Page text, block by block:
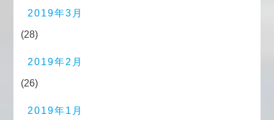
2019年3月
(28)
2019年2月
(26)
2019年1月